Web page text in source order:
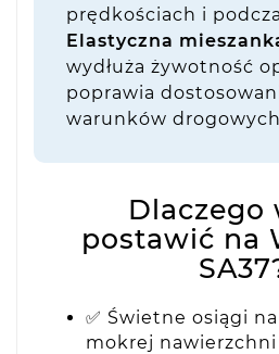
prędkościach i
Elastyczna
wydłuża żywotność
poprawia
warunków
Dlaczego
postawić na
✅ Świetne osiągi
mokrej nawierzchni